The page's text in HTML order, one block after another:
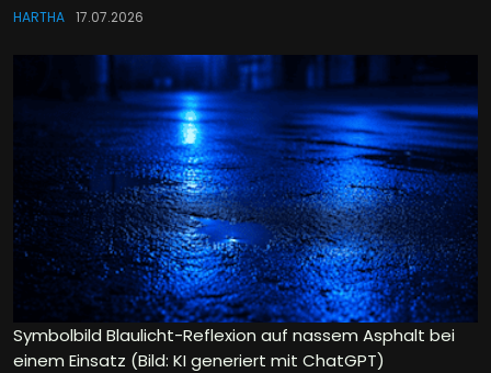
HARTHA 17.07.2026
Symbolbild Blaulicht-Reflexion auf nassem Asphalt bei
einem Einsatz (Bild: KI generiert mit ChatGPT)